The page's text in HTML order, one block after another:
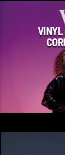
VINYL